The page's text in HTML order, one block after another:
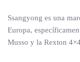
Ssangyong es una
Europa,
Musso y la Rexton